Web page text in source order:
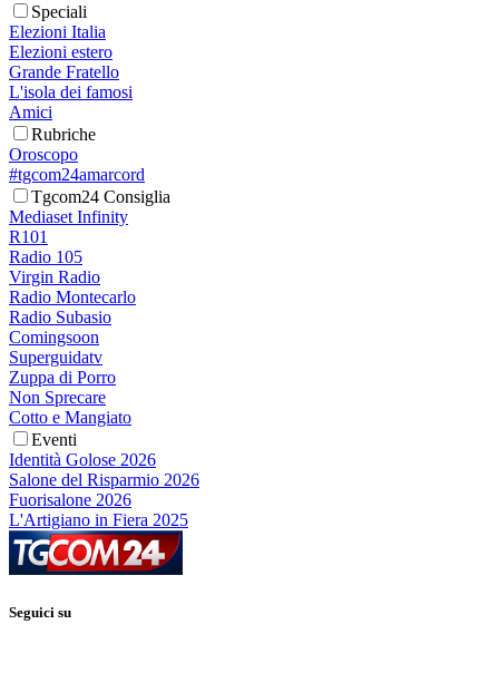
Speciali
Elezioni Italia
Elezioni estero
Grande Fratello
L'isola dei famosi
Amici
Rubriche
Oroscopo
#tgcom24amarcord
Tgcom24 Consiglia
Mediaset Infinity
R101
Radio 105
Virgin Radio
Radio Montecarlo
Radio Subasio
Comingsoon
Superguidatv
Zuppa di Porro
Non Sprecare
Cotto e Mangiato
Eventi
Identità Golose 2026
Salone del Risparmio 2026
Fuorisalone 2026
L'Artigiano in Fiera 2025
Seguici su